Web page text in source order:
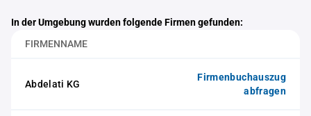
In der Umgebung wurden folgende Firmen gefunden:
FIRMENNAME
Abdelati KG
Firmenbuchauszug
abfragen